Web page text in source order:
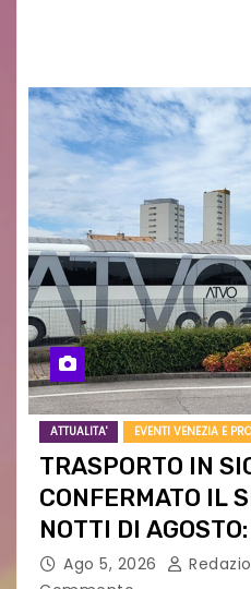
ATTUALITA' EVENTI VENEZIA E
TRASPORTO IN
CONFERMATO IL
NOTTI DI
PERCORSI,
Ago 5, 2026